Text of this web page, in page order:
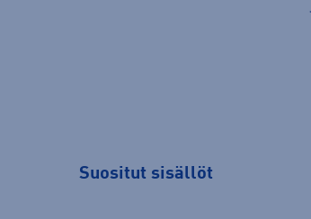
Suositut sisällöt